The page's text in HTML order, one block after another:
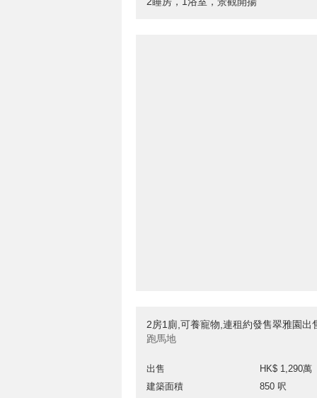
2房1廁,可養寵物,連租約發售翠雅園出
跑馬地
出售
HK$ 1,290萬
建築面積
850 呎